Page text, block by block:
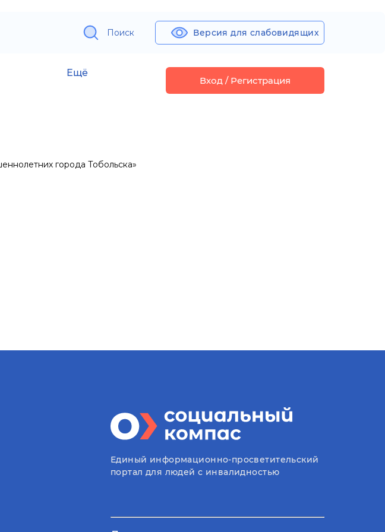
Поиск Версия для слабовидящих
Ещё
Вход / Регистрация
города Тобольска»
Единый информационно-просветительский
портал для людей с инвалидностью